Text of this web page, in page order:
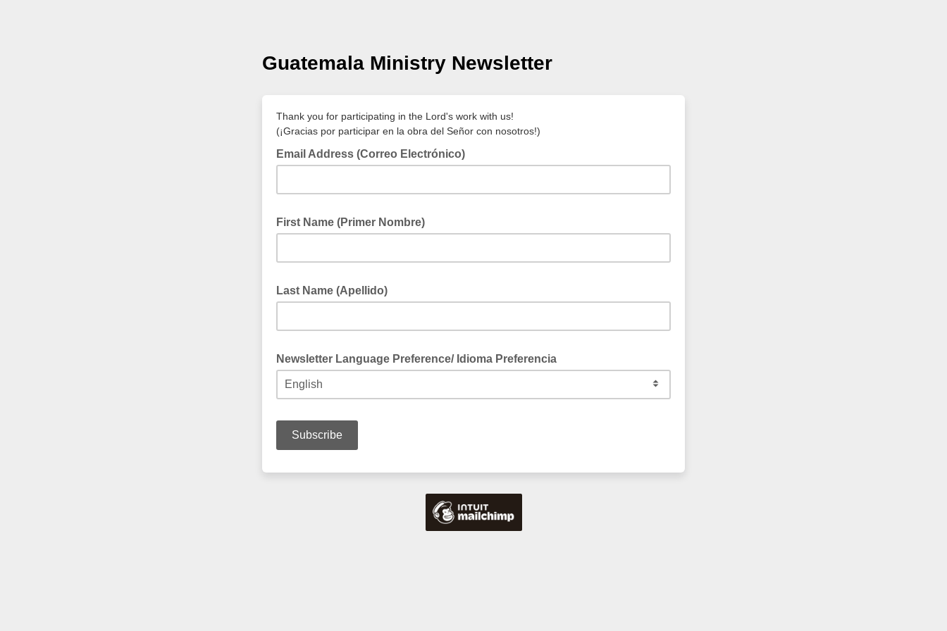
Guatemala Ministry Newsletter
Thank you for participating in the Lord's work with us!
(¡Gracias por participar en la obra del Señor con nosotros!)
Email Address (Correo Electrónico)
First Name (Primer Nombre)
Last Name (Apellido)
Newsletter Language Preference/ Idioma Preferencia